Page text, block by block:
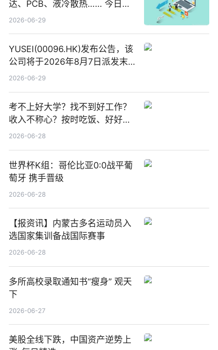
达、PCB、液冷散热…… 今日快
讯
2026-06-29
YUSEI(00096.HK)发布公告，该
公司将于2026年8月7日派发末
期股息每股人民币0.013元 每日
2026-06-29
考不上好大学？找不到好工作？
收入不称心？按时吃饭、好好睡
觉
2026-06-28
世界杯K组：哥伦比亚0:0战平葡
萄牙 携手晋级
2026-06-28
【报资讯】内蒙古多名运动员入
选国家集训备战国际赛事
2026-06-28
多所高校录取通知书“瘦身” 观天
下
2026-06-27
美股全线下跌，中国资产逆势上